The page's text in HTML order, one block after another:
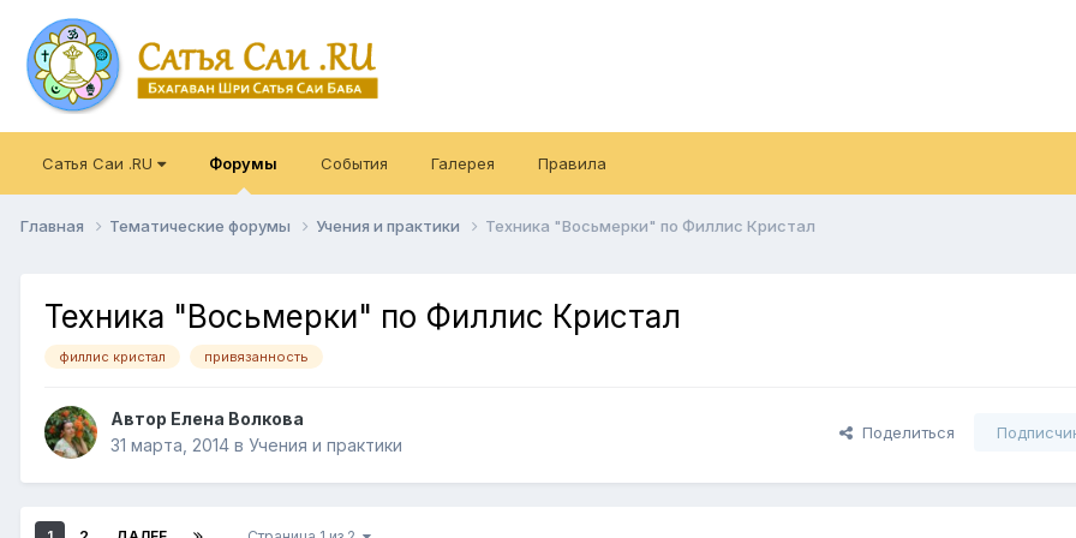
Сатья Саи .RU Форумы События Галерея Правила
Главная Тематические форумы Учения и практики Техника "Восьмерки" по Филлис Кристал
Техника "Восьмерки" по Филлис Кристал
филлис кристал привязанность
Автор Елена Волкова
31 марта, 2014 в Учения и практики
Поделиться